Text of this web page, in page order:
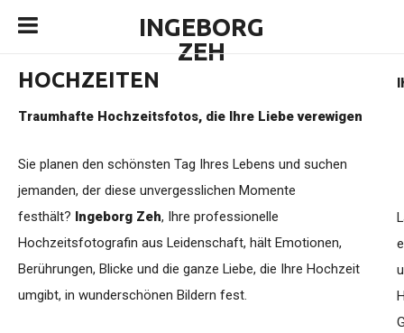
INGEBORG
ZEH
HOCHZEITEN
Traumhafte Hochzeitsfotos, die Ihre Liebe verewigen
Sie planen den schönsten Tag Ihres Lebens und suchen
jemanden, der diese unvergesslichen Momente
festhält? Ingeborg Zeh, Ihre professionelle
Hochzeitsfotografin aus Leidenschaft, hält Emotionen,
Berührungen, Blicke und die ganze Liebe, die Ihre Hochzeit
umgibt, in wunderschönen Bildern fest.